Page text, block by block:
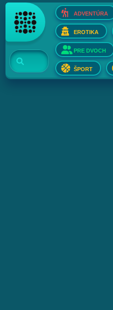
ADVENTÚRA
EROTIKA
PRE DVOCH
ŠPORT